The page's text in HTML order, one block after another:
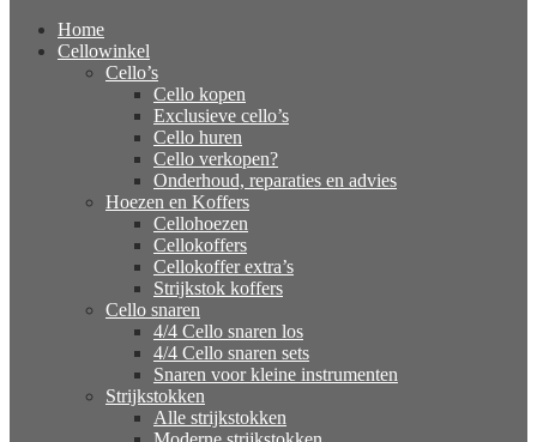
Home
Cellowinkel
Cello’s
Cello kopen
Exclusieve cello’s
Cello huren
Cello verkopen?
Onderhoud, reparaties en advies
Hoezen en Koffers
Cellohoezen
Cellokoffers
Cellokoffer extra’s
Strijkstok koffers
Cello snaren
4/4 Cello snaren los
4/4 Cello snaren sets
Snaren voor kleine instrumenten
Strijkstokken
Alle strijkstokken